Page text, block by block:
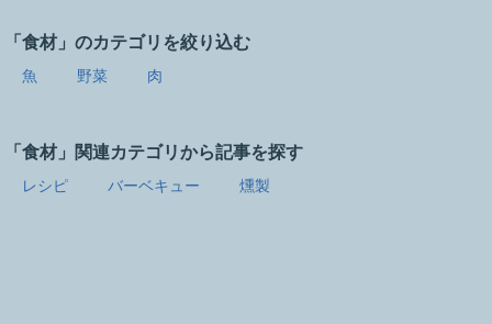
ペ
ジ
り
「食材」のカテゴリを絞り込む
魚 野菜 肉
「食材」関連カテゴリから記事を探す
レシピ バーベキュー 燻製